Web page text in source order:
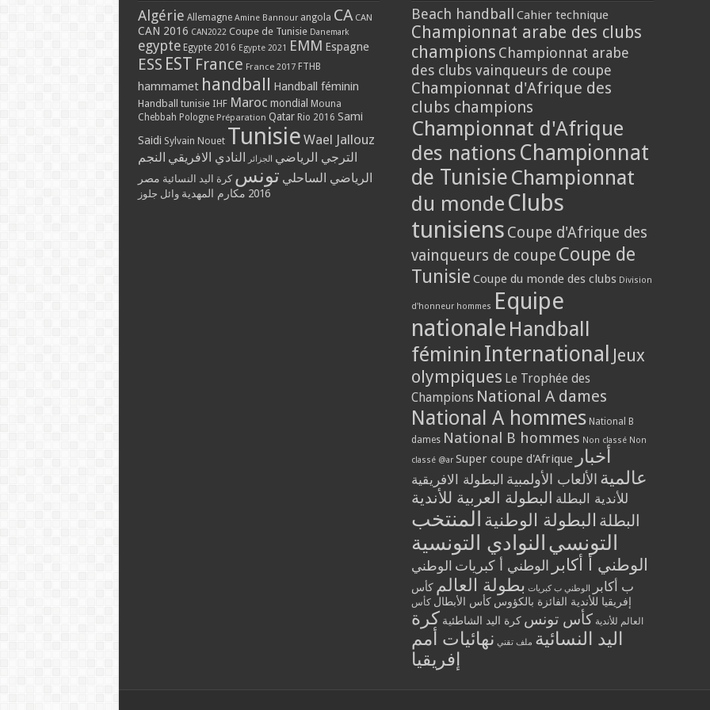
Algérie Allemagne Amine Bannour angola CA CAN
CAN 2016 CAN2022 Coupe de Tunisie Danemark
egypte Egypte 2016 Egypte 2021 EMM Espagne
ESS EST France France 2017 FTHB
hammamet handball Handball féminin
Handball tunisie IHF Maroc mondial Mouna
Chebbah Pologne Préparation Qatar Rio 2016 Sami
Saidi Sylvain Nouet Tunisie Wael Jallouz
الترجي الرياضي الجزائر النادي الافريقي النجم
الرياضي الساحلي تونس كرة اليد النسائية مصر
2016 مكارم المهدية وائل جلوز
Beach handball Cahier technique
Championnat arabe des clubs
champions Championnat arabe
des clubs vainqueurs de coupe
Championnat d'Afrique des
clubs champions
Championnat d'Afrique
des nations Championnat
de Tunisie Championnat
du monde Clubs
tunisiens Coupe d'Afrique des
vainqueurs de coupe Coupe de
Tunisie Coupe du monde des clubs Division
d'honneur hommes Equipe
nationale Handball
féminin International Jeux
olympiques Le Trophée des
Champions National A dames
National A hommes National B
dames National B hommes Non classé Non
classé @ar Super coupe d'Afrique أخبار
عالمية الألعاب الأولمبية البطولة الافريقية
للأندية البطلة البطولة العربية للأندية
البطلة البطولة الوطنية المنتخب
التونسي النوادي التونسية
الوطني أ أكابر الوطني أ كبريات الوطني
ب أكابر
الوطني ب كبريات بطولة العالم كأس
إفريقيا للأندية الفائزة بالكؤوس كأس الأبطال كأس
العالم للأندية كأس تونس كرة اليد الشاطئية كرة
اليد النسائية ملف تقني نهائيات أمم
إفريقيا